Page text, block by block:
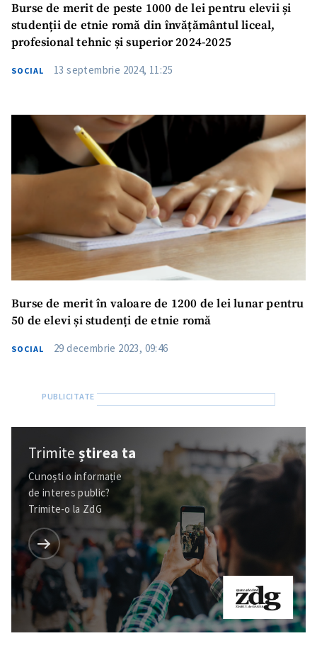
Trimite o informație
Despre ZdG
in English
на русском
Burse de merit de peste 1000 de lei pentru elevii și
studenții de etnie romă din învățământul liceal,
profesional tehnic și superior 2024-2025
SOCIAL 13 septembrie 2024, 11:25
Burse de merit în valoare de 1200 de lei lunar pentru
50 de elevi și studenți de etnie romă
SOCIAL 29 decembrie 2023, 09:46
Trimiteștirea ta
Cunoști o informație
de interes public?
Trimite-o la ZdG